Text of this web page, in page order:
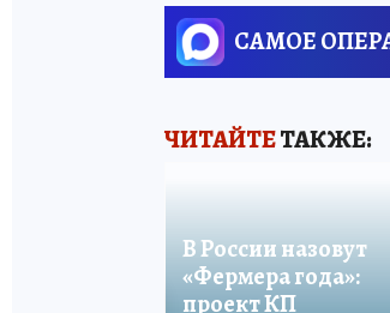
САМОЕ
ЧИТАЙТЕТАКЖЕ:
В России назовут
«Фермера года»:
проект КП